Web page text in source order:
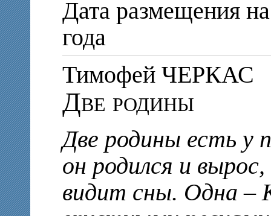
Дата размещения
года
Тимофей ЧЕРКАС
Две родины
Две родины есть у
он родился и
видит сны. Одна –